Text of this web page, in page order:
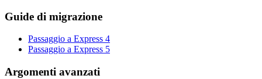
Guide di migrazione
Passaggio a Express 4
Passaggio a Express 5
Argomenti avanzati